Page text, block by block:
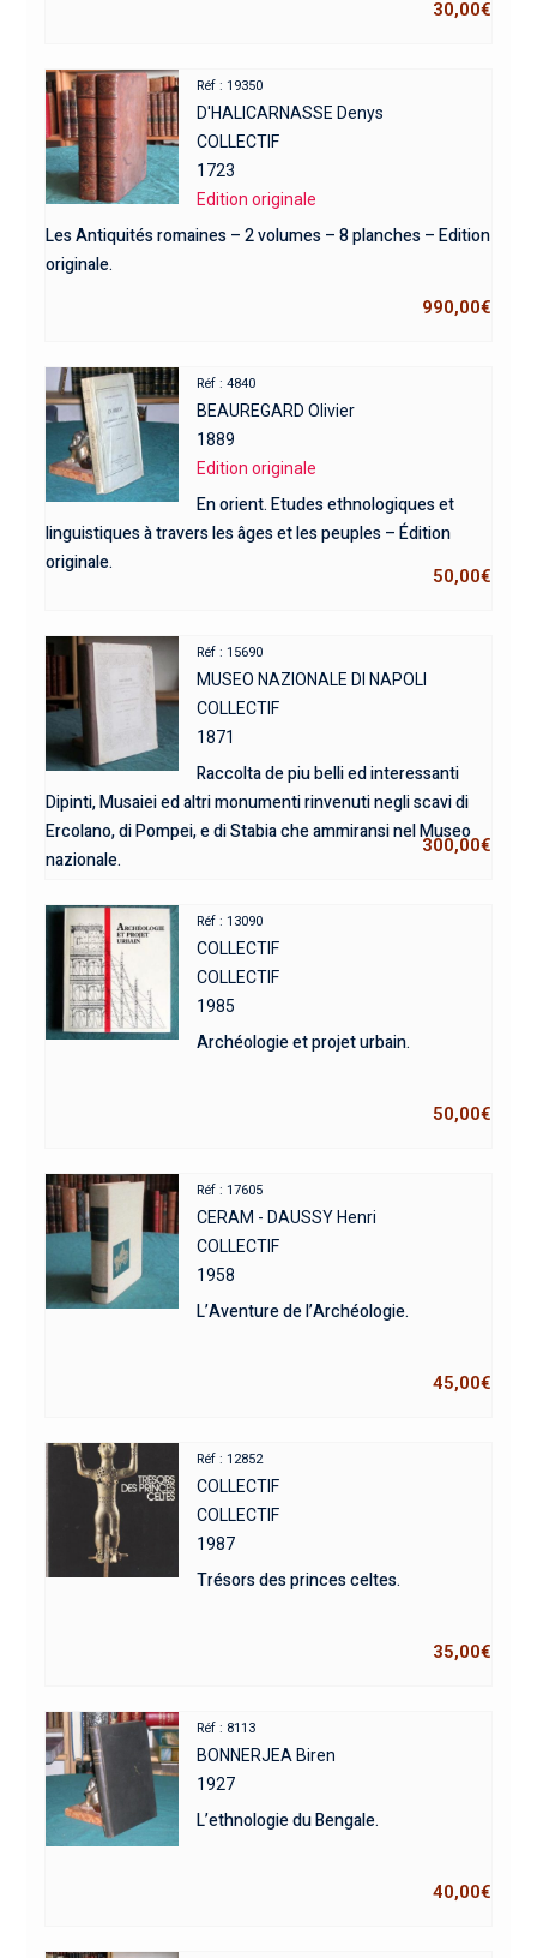
30,00€
Réf : 19350
D'HALICARNASSE Denys
COLLECTIF
1723
Edition originale
Les Antiquités romaines – 2 volumes – 8 planches – Edition
originale.
990,00€
Réf : 4840
BEAUREGARD Olivier
1889
Edition originale
En orient. Etudes ethnologiques et
linguistiques à travers les âges et les peuples – Édition
originale.
50,00€
Réf : 15690
MUSEO NAZIONALE DI NAPOLI
COLLECTIF
1871
Raccolta de piu belli ed interessanti
Dipinti, Musaiei ed altri monumenti rinvenuti negli scavi di
Ercolano, di Pompei, e di Stabia che ammiransi nel Museo
nazionale.
300,00€
Réf : 13090
COLLECTIF
COLLECTIF
1985
Archéologie et projet urbain.
50,00€
Réf : 17605
CERAM - DAUSSY Henri
COLLECTIF
1958
L’Aventure de l’Archéologie.
45,00€
Réf : 12852
COLLECTIF
COLLECTIF
1987
Trésors des princes celtes.
35,00€
Réf : 8113
BONNERJEA Biren
1927
L’ethnologie du Bengale.
40,00€